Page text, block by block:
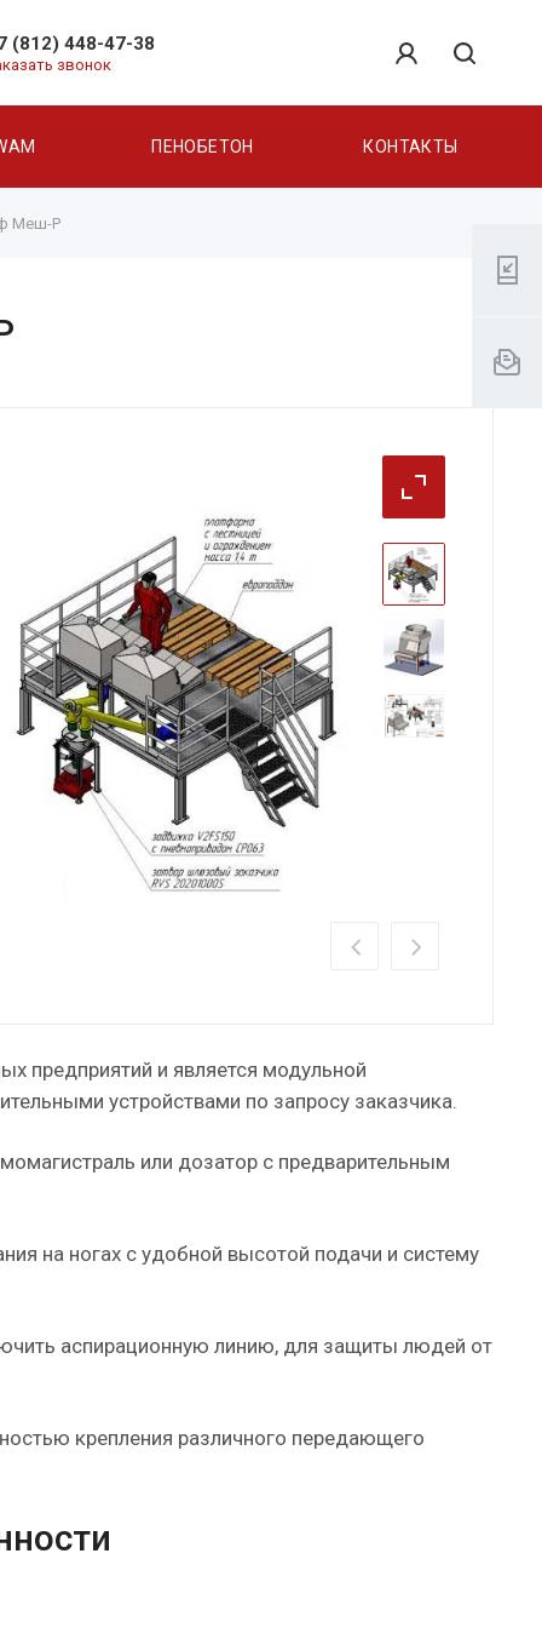
(812) 448-47-38
звонок
ПЕНОБЕТОН КОНТАКТЫ
Меш-Р
предприятий и является модульной
устройствами по запросу заказчика.
или дозатор с предварительным
на ногах с удобной высотой подачи и систему
аспирационную линию, для защиты людей от
крепления различного передающего